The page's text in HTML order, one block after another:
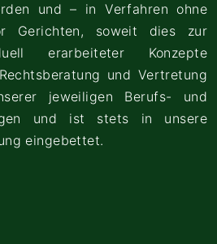
und – in Verfahren ohne
Gerichten, soweit dies zur
erarbeiteter Konzepte
und Vertretung
jeweiligen Berufs- und
und ist stets in unsere
eingebettet.